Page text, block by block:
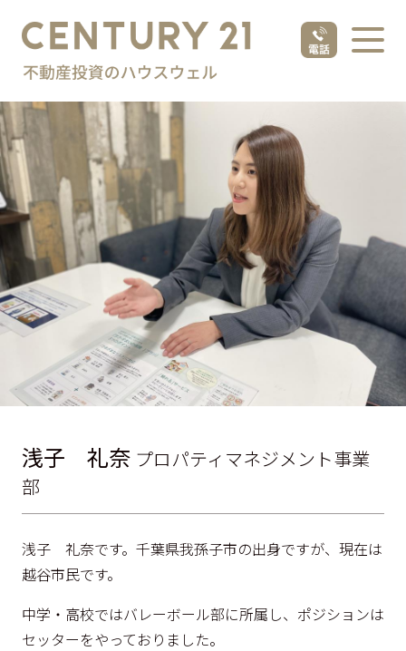
浅子 礼奈 プロパティマネジメント事業
部
浅子 礼奈です。千葉県我孫子市の出身ですが、現在は
越谷市民です。
中学・高校ではバレーボール部に所属し、ポジションは
セッターをやっておりました。